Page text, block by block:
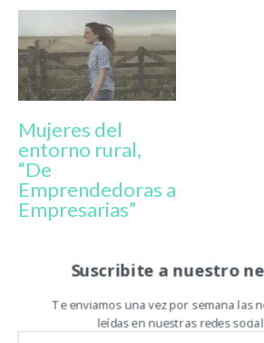
Mujeres del
entorno rural,
“De
Emprendedoras a
Empresarias”
CORTEVA AGRISCIENCE MUJERES
Suscribite a nuestro
Te enviamos una vez por semana las
leídas en nuestras redes